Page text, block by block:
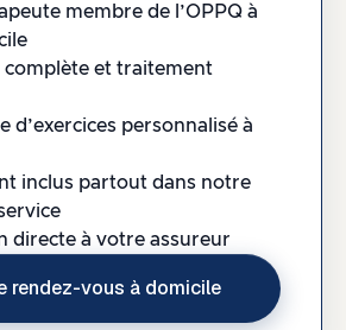
membre de l’OPPQ à
complète et traitement
d’exercices personnalisé à
inclus partout dans notre
directe à votre assureur
rendez-vous à domicile